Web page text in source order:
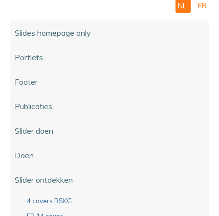
NL FR
Slides homepage only
Portlets
Footer
Publicaties
Slider doen
Doen
Slider ontdekken
4 covers BSKG